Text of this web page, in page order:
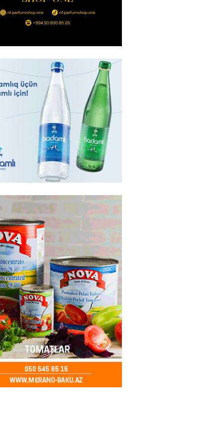
- 14:15
98
PENSİYA VƏ MÜAVİNƏTLƏR
ARTIRILACAQ? – Mühüm
138
yağış yağacaq
tiryək ələ keçdi:
gedirmiş
- 13:15
neft emalı zavodunda yanğın:
Ufaneftexim” dron
sonra alovlanıb
- 13:00 99
“Dinamo” (Kiyev) matçına
- 12:45